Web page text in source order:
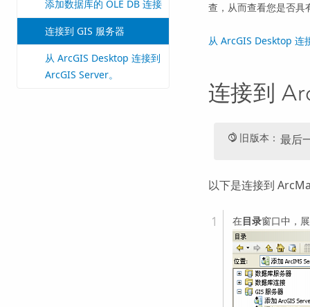
添加数据库的 OLE DB 连接
连接到 GIS 服务器
从 ArcGIS Desktop 连接到
ArcGIS Server。
查，从而查看您是否具
从 ArcGIS Desktop 连
连接到
旧版本： 最后
以下是连接到
在目录窗口中，